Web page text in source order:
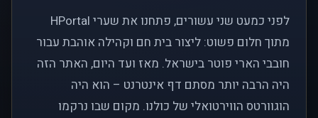
לפני כמעט שני עשורים, פתחנו את שערי HPortal
מתוך חלום פשוט: ליצור בית חם וקהילה אוהבת עבור
חובבי הארי פוטר בישראל. מאז ועד היום, האתר הזה
היה הרבה יותר מסתם דף אינטרנט – הוא היה
הוגוורטס הווירטואלי של כולנו. מקום שבו נרקמו